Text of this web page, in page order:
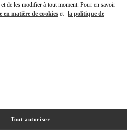
de les modifier à tout moment. Pour en savoir
en matière de cookies et la politique de
Tout autoriser